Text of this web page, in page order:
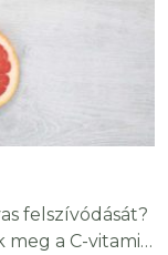
felszívódását?
a C-vitamin